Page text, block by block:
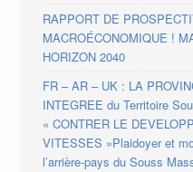
RAPPORT DE
MACROÉCONOMIQUE !
HORIZON 2040
FR – AR – UK : LA
INTEGREE du Territoire
« CONTRER LE
VITESSES »Plaidoyer et
l’arrière-pays du Souss